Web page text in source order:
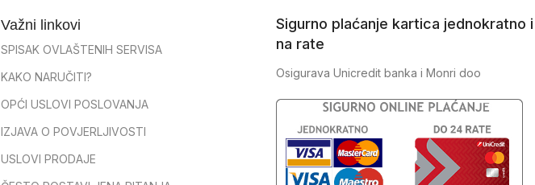
Važni linkovi
SPISAK OVLAŠTENIH SERVISA
KAKO NARUČITI?
OPĆI USLOVI POSLOVANJA
IZJAVA O POVJERLJIVOSTI
USLOVI PRODAJE
Sigurno plaćanje kartica jednokratno i
na rate
Osigurava Unicredit banka i Monri doo